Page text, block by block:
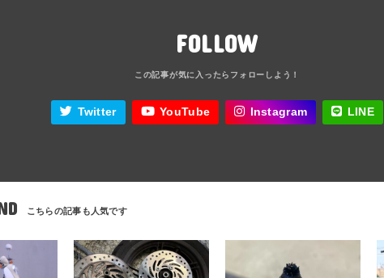
FOLLOW
Twitter YouTube Instagram LINE